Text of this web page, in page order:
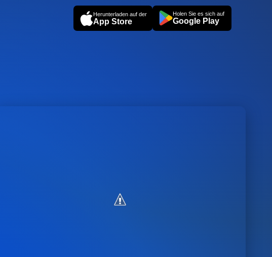
Herunterladen auf der
App Store
Holen Sie es sich auf
Google Play